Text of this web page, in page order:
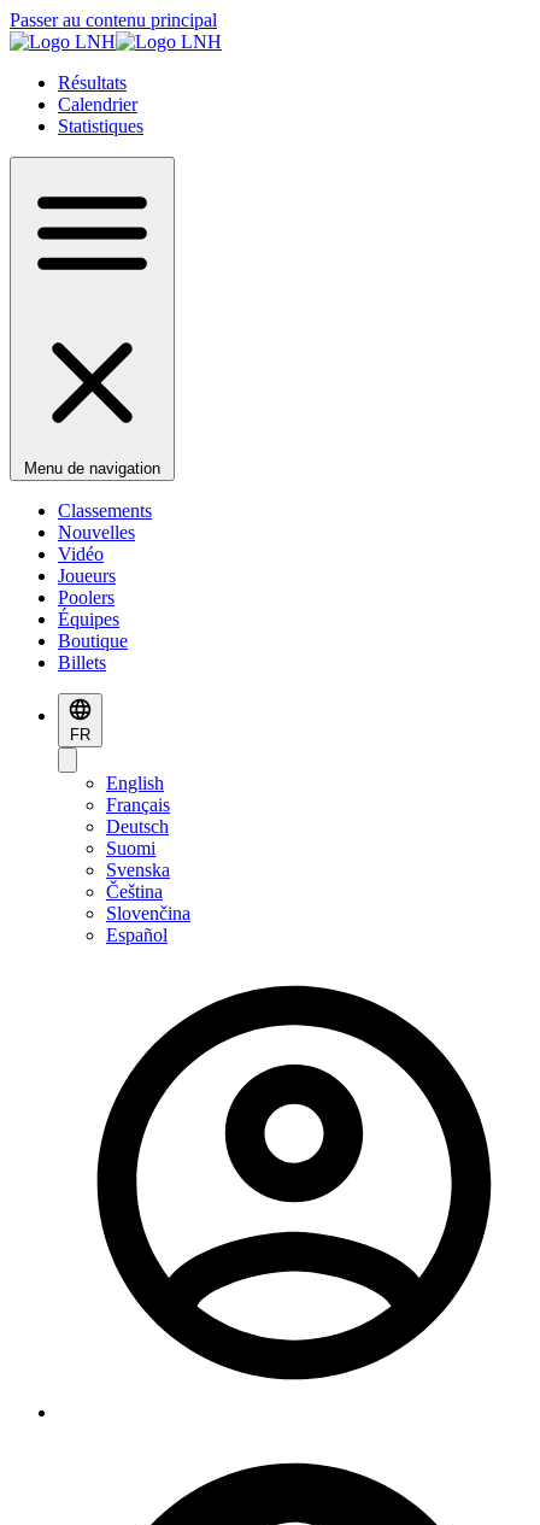
Passer au contenu principal
Résultats
Calendrier
Statistiques
Menu de navigation
Classements
Nouvelles
Vidéo
Joueurs
Poolers
Équipes
Boutique
Billets
FR
English
Français
Deutsch
Suomi
Svenska
Čeština
Slovenčina
Español